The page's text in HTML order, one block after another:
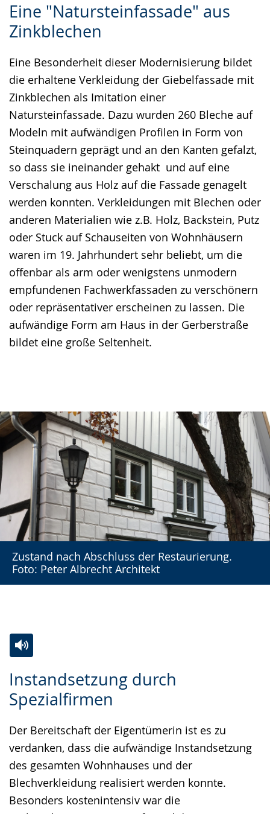
Eine "Natursteinfassade" aus
Zinkblechen
Eine Besonderheit dieser Modernisierung bildet
die erhaltene Verkleidung der Giebelfassade mit
Zinkblechen als Imitation einer
Natursteinfassade. Dazu wurden 260 Bleche auf
Modeln mit aufwändigen Profilen in Form von
Steinquadern geprägt und an den Kanten gefalzt,
so dass sie ineinander gehakt und auf eine
Verschalung aus Holz auf die Fassade genagelt
werden konnten. Verkleidungen mit Blechen oder
anderen Materialien wie z.B. Holz, Backstein, Putz
oder Stuck auf Schauseiten von Wohnhäusern
waren im 19. Jahrhundert sehr beliebt, um die
offenbar als arm oder wenigstens unmodern
empfundenen Fachwerkfassaden zu verschönern
oder repräsentativer erscheinen zu lassen. Die
aufwändige Form am Haus in der Gerberstraße
bildet eine große Seltenheit.
Leichten
Sprache
Audio-
Unterstützung.
Video
in
Gebärdensprache
wird
angezeigt.
Zustand nach Abschluss der Restaurierung.
Foto: Peter Albrecht Architekt
Instandsetzung durch
Spezialfirmen
Der Bereitschaft der Eigentümerin ist es zu
verdanken, dass die aufwändige Instandsetzung
des gesamten Wohnhauses und der
Blechverkleidung realisiert werden konnte.
Besonders kostenintensiv war die
Leichten
Sprache
Audio-
Unterstützung.
Video
in
Gebärdensprache
wird
angezeigt.